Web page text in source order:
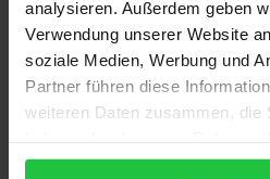
analysieren. Außerdem geben
Verwendung unserer Website
soziale Medien, Werbung und
Partner führen diese
weiteren Daten zusammen, die
gesammelt haben.
Diese erfahrungsorientierte
Erkundung schmerzhafter
Verletzbarkeit richtet sich an